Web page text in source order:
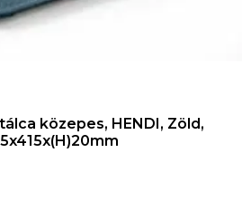
közepes, HENDI, Zöld,